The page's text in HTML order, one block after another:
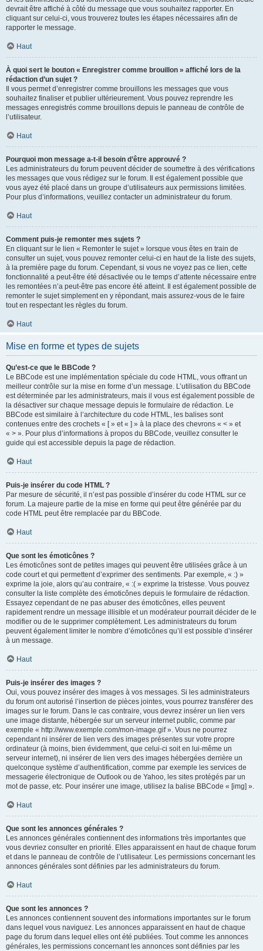
devrait être affiché à côté du message que vous souhaitez rapporter. En
cliquant sur celui-ci, vous trouverez toutes les étapes nécessaires afin de
rapporter le message.
Haut
À quoi sert le bouton « Enregistrer comme brouillon » affiché lors de la
rédaction d’un sujet ?
Il vous permet d’enregistrer comme brouillons les messages que vous
souhaitez finaliser et publier ultérieurement. Vous pouvez reprendre les
messages enregistrés comme brouillons depuis le panneau de contrôle de
l’utilisateur.
Haut
Pourquoi mon message a-t-il besoin d’être approuvé ?
Les administrateurs du forum peuvent décider de soumettre à des vérifications
les messages que vous rédigez sur le forum. Il est également possible que
vous ayez été placé dans un groupe d’utilisateurs aux permissions limitées.
Pour plus d’informations, veuillez contacter un administrateur du forum.
Haut
Comment puis-je remonter mes sujets ?
En cliquant sur le lien « Remonter le sujet » lorsque vous êtes en train de
consulter un sujet, vous pouvez remonter celui-ci en haut de la liste des sujets,
à la première page du forum. Cependant, si vous ne voyez pas ce lien, cette
fonctionnalité a peut-être été désactivée ou le temps d’attente nécessaire entre
les remontées n’a peut-être pas encore été atteint. Il est également possible de
remonter le sujet simplement en y répondant, mais assurez-vous de le faire
tout en respectant les règles du forum.
Haut
Mise en forme et types de sujets
Qu’est-ce que le BBCode ?
Le BBCode est une implémentation spéciale du code HTML, vous offrant un
meilleur contrôle sur la mise en forme d’un message. L’utilisation du BBCode
est déterminée par les administrateurs, mais il vous est également possible de
la désactiver sur chaque message depuis le formulaire de rédaction. Le
BBCode est similaire à l’architecture du code HTML, les balises sont
contenues entre des crochets « [ » et « ] » à la place des chevrons « < » et
« > ». Pour plus d’informations à propos du BBCode, veuillez consulter le
guide qui est accessible depuis la page de rédaction.
Haut
Puis-je insérer du code HTML ?
Par mesure de sécurité, il n’est pas possible d’insérer du code HTML sur ce
forum. La majeure partie de la mise en forme qui peut être générée par du
code HTML peut être remplacée par du BBCode.
Haut
Que sont les émoticônes ?
Les émoticônes sont de petites images qui peuvent être utilisées grâce à un
code court et qui permettent d’exprimer des sentiments. Par exemple, « :) »
exprime la joie, alors qu’au contraire, « :( » exprime la tristesse. Vous pouvez
consulter la liste complète des émoticônes depuis le formulaire de rédaction.
Essayez cependant de ne pas abuser des émoticônes, elles peuvent
rapidement rendre un message illisible et un modérateur pourrait décider de le
modifier ou de le supprimer complètement. Les administrateurs du forum
peuvent également limiter le nombre d’émoticônes qu’il est possible d’insérer
à un message.
Haut
Puis-je insérer des images ?
Oui, vous pouvez insérer des images à vos messages. Si les administrateurs
du forum ont autorisé l’insertion de pièces jointes, vous pourrez transférer des
images sur le forum. Dans le cas contraire, vous devrez insérer un lien vers
une image distante, hébergée sur un serveur internet public, comme par
exemple « http://www.exemple.com/mon-image.gif ». Vous ne pourrez
cependant ni insérer de lien vers des images présentes sur votre propre
ordinateur (à moins, bien évidemment, que celui-ci soit en lui-même un
serveur internet), ni insérer de lien vers des images hébergées derrière un
quelconque système d’authentification, comme par exemple les services de
messagerie électronique de Outlook ou de Yahoo, les sites protégés par un
mot de passe, etc. Pour insérer une image, utilisez la balise BBCode « [img] ».
Haut
Que sont les annonces générales ?
Les annonces générales contiennent des informations très importantes que
vous devriez consulter en priorité. Elles apparaissent en haut de chaque forum
et dans le panneau de contrôle de l’utilisateur. Les permissions concernant les
annonces générales sont définies par les administrateurs du forum.
Haut
Que sont les annonces ?
Les annonces contiennent souvent des informations importantes sur le forum
dans lequel vous naviguez. Les annonces apparaissent en haut de chaque
page du forum dans lequel elles ont été publiées. Tout comme les annonces
générales, les permissions concernant les annonces sont définies par les